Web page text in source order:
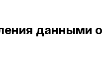
данными о